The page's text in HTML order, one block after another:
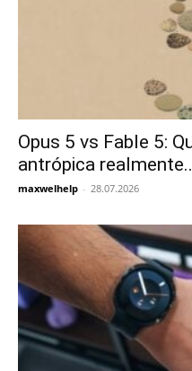
Opus 5 vs Fable 5:
antrópica
maxwelhelp - 28.07.2026